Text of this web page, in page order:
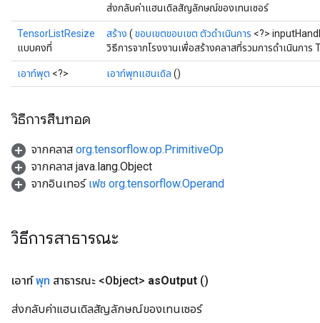
ส่งกลับค่าแฮนเดิลสัญลักษณ์ของเทนเซอร์
TensorListResize
แบบคงที่
สร้าง ( ขอบเขตขอบเขต ตัวดำเนินการ <?>
วิธีการจากโรงงานเพื่อสร้างคลาสที่รวมการดำเนินการ
เอาท์พุต <?> เอาท์พุทแฮนเดิล ()
วิธีการสืบทอด
จากคลาส org.tensorflow.op.PrimitiveOp
จากคลาส java.lang.Object
จากอินเทอร์ เฟซ org.tensorflow.Operand
วิธีการสาธารณะ
เอาท์พุท สาธารณะ <Object> asOutput ()
ส่งกลับค่าแฮนเดิลสัญลักษณ์ของเทนเซอร์